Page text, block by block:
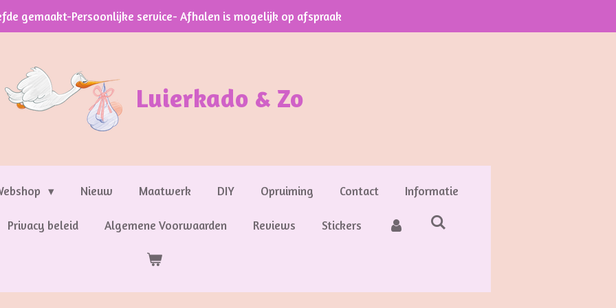
gemaakt-Persoonlijke service- Afhalen is mogelijk op afspraak
Luierkado & Zo
Nieuw Maatwerk DIY Opruiming Contact Informatie
Privacy beleid Algemene Voorwaarden Reviews Stickers